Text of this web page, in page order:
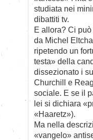
studiata nei
dibattiti tv.
E allora? Ci
da Michel
ripetendo un
testa» della
dissezionato i
Churchill e
sociale. E se il
lei si dichiara
«Haaretz»).
Ma nella
«vangelo»